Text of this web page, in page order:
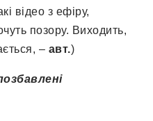
відео з ефіру,
позору. Виходить,
– авт.)